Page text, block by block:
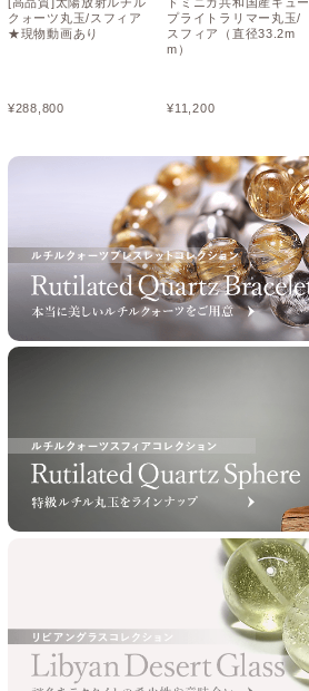
クォーツ丸玉/スフィア
★現物動画あり
¥288,800
プライトラリマー丸玉/
スフィア（直径33.2m
m）
¥11,200